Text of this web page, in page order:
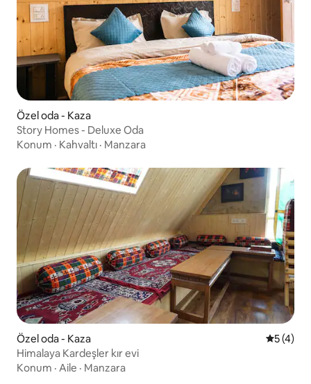
Özel oda - Kaza
Story Homes - Deluxe Oda
Konum · Kahvaltı · Manzara
Özel oda - Kaza 55 (4)
Himalaya Kardeşler kır evi
Konum · Aile · Manzara